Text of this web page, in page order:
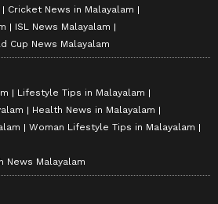
Cricket News in Malayalam
ISL News Malayalam
Cup News Malayalam
Lifestyle Tips in Malayalam
Health News in Malayalam
Woman Lifestyle Tips in Malayalam
News Malayalam